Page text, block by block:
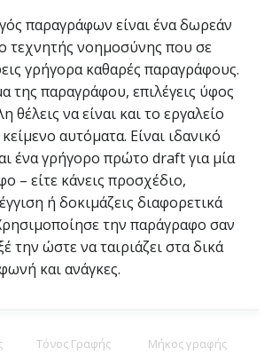
παραγράφων είναι ένα δωρεάν
τεχνητής νοημοσύνης που σε
γρήγορα καθαρές παραγράφους.
της παραγράφου, επιλέγεις ύφος
θέλεις να είναι και το εργαλείο
αυτόματα. Είναι ιδανικό
ένα γρήγορο πρώτο draft για μία
– είτε κάνεις προσχέδιο,
ή δοκιμάζεις διαφορετικά
την παράγραφο σαν
την ώστε να ταιριάζει στα δικά
και ανάγκες.
Τόνος Γραφής Μήκος γραφής